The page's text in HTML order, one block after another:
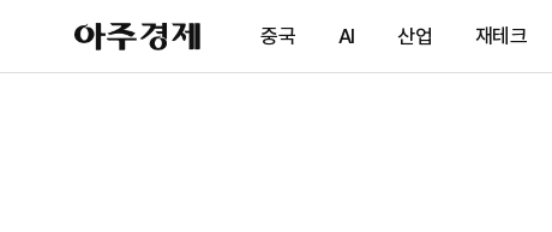
아
주
제
중국 AI 산업 재테크